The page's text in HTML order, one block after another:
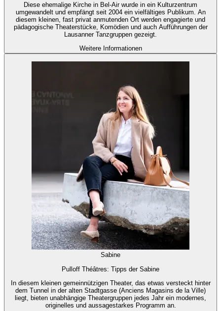
Diese ehemalige Kirche in Bel-Air wurde in ein Kulturzentrum
umgewandelt und empfängt seit 2004 ein vielfältiges Publikum. An
diesem kleinen, fast privat anmutenden Ort werden engagierte und
pädagogische Theaterstücke, Komödien und auch Aufführungen der
Lausanner Tanzgruppen gezeigt.
Weitere Informationen
Sabine
Pulloff Théâtres: Tipps der Sabine
In diesem kleinen gemeinnützigen Theater, das etwas versteckt hinter
dem Tunnel in der alten Stadtgasse (Anciens Magasins de la Ville)
liegt, bieten unabhängige Theatergruppen jedes Jahr ein modernes,
originelles und aussagestarkes Programm an.